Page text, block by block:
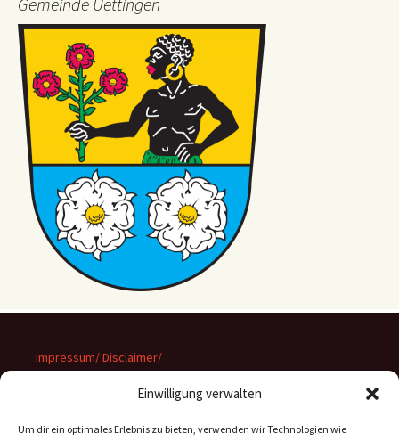
Einwilligung verwalten
Um dir ein optimales Erlebnis zu bieten, verwenden wir Technologien wie
Impressum/ Disclaimer/